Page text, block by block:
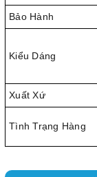
Bảo Hành
Kiểu Dáng
Xuất Xứ
Tình Trạng Hàng